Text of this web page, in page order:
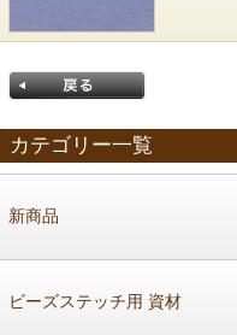
カテゴリー一覧
新商品
ビーズステッチ用 資材